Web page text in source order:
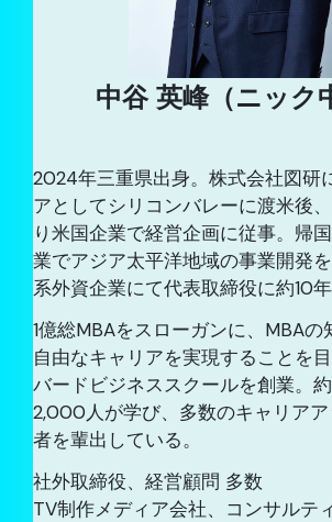
中谷 英峰（ニック
2024年三重県出身。株式会社図研
アとしてシリコンバレーに渡米後
り米国企業で経営企画に従事。帰
業でアジア太平洋地域の事業開発
系外資企業にて代表取締役に約10年
1億総MBAをスローガンに、MBAの
自由なキャリアを実現することを
バードビジネススクールを創業。
2,000人が学び、多数のキャリア
者を輩出している。
社外取締役、経営顧問 多数
TV制作メディア会社、コンサルテ